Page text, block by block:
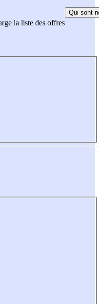
la liste des offres
Qui sont